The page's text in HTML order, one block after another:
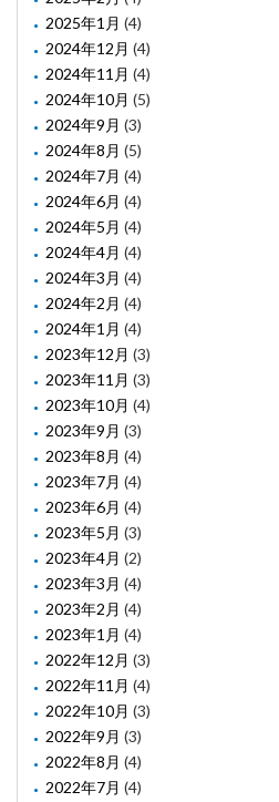
2025年1月 (4)
2024年12月 (4)
2024年11月 (4)
2024年10月 (5)
2024年9月 (3)
2024年8月 (5)
2024年7月 (4)
2024年6月 (4)
2024年5月 (4)
2024年4月 (4)
2024年3月 (4)
2024年2月 (4)
2024年1月 (4)
2023年12月 (3)
2023年11月 (3)
2023年10月 (4)
2023年9月 (3)
2023年8月 (4)
2023年7月 (4)
2023年6月 (4)
2023年5月 (3)
2023年4月 (2)
2023年3月 (4)
2023年2月 (4)
2023年1月 (4)
2022年12月 (3)
2022年11月 (4)
2022年10月 (3)
2022年9月 (3)
2022年8月 (4)
2022年7月 (4)